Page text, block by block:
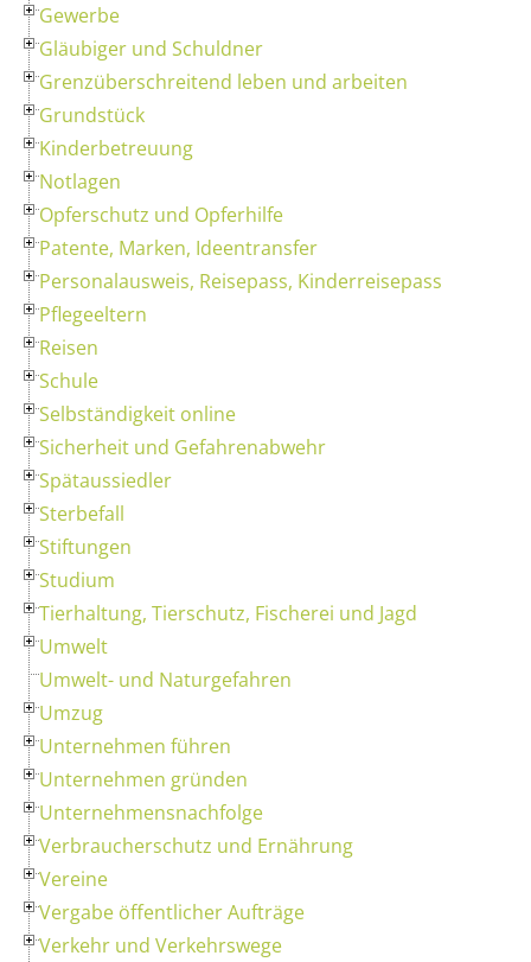
Gewerbe
Gläubiger und Schuldner
Grenzüberschreitend leben und arbeiten
Grundstück
Kinderbetreuung
Notlagen
Opferschutz und Opferhilfe
Patente, Marken, Ideentransfer
Personalausweis, Reisepass, Kinderreisepass
Pflegeeltern
Reisen
Schule
Selbständigkeit online
Sicherheit und Gefahrenabwehr
Spätaussiedler
Sterbefall
Stiftungen
Studium
Tierhaltung, Tierschutz, Fischerei und Jagd
Umwelt
Umwelt- und Naturgefahren
Umzug
Unternehmen führen
Unternehmen gründen
Unternehmensnachfolge
Verbraucherschutz und Ernährung
Vereine
Vergabe öffentlicher Aufträge
Verkehr und Verkehrswege